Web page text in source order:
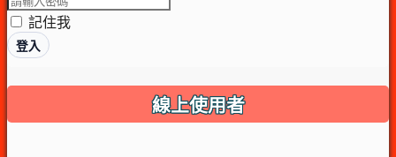
記住我
登入
線上使用者